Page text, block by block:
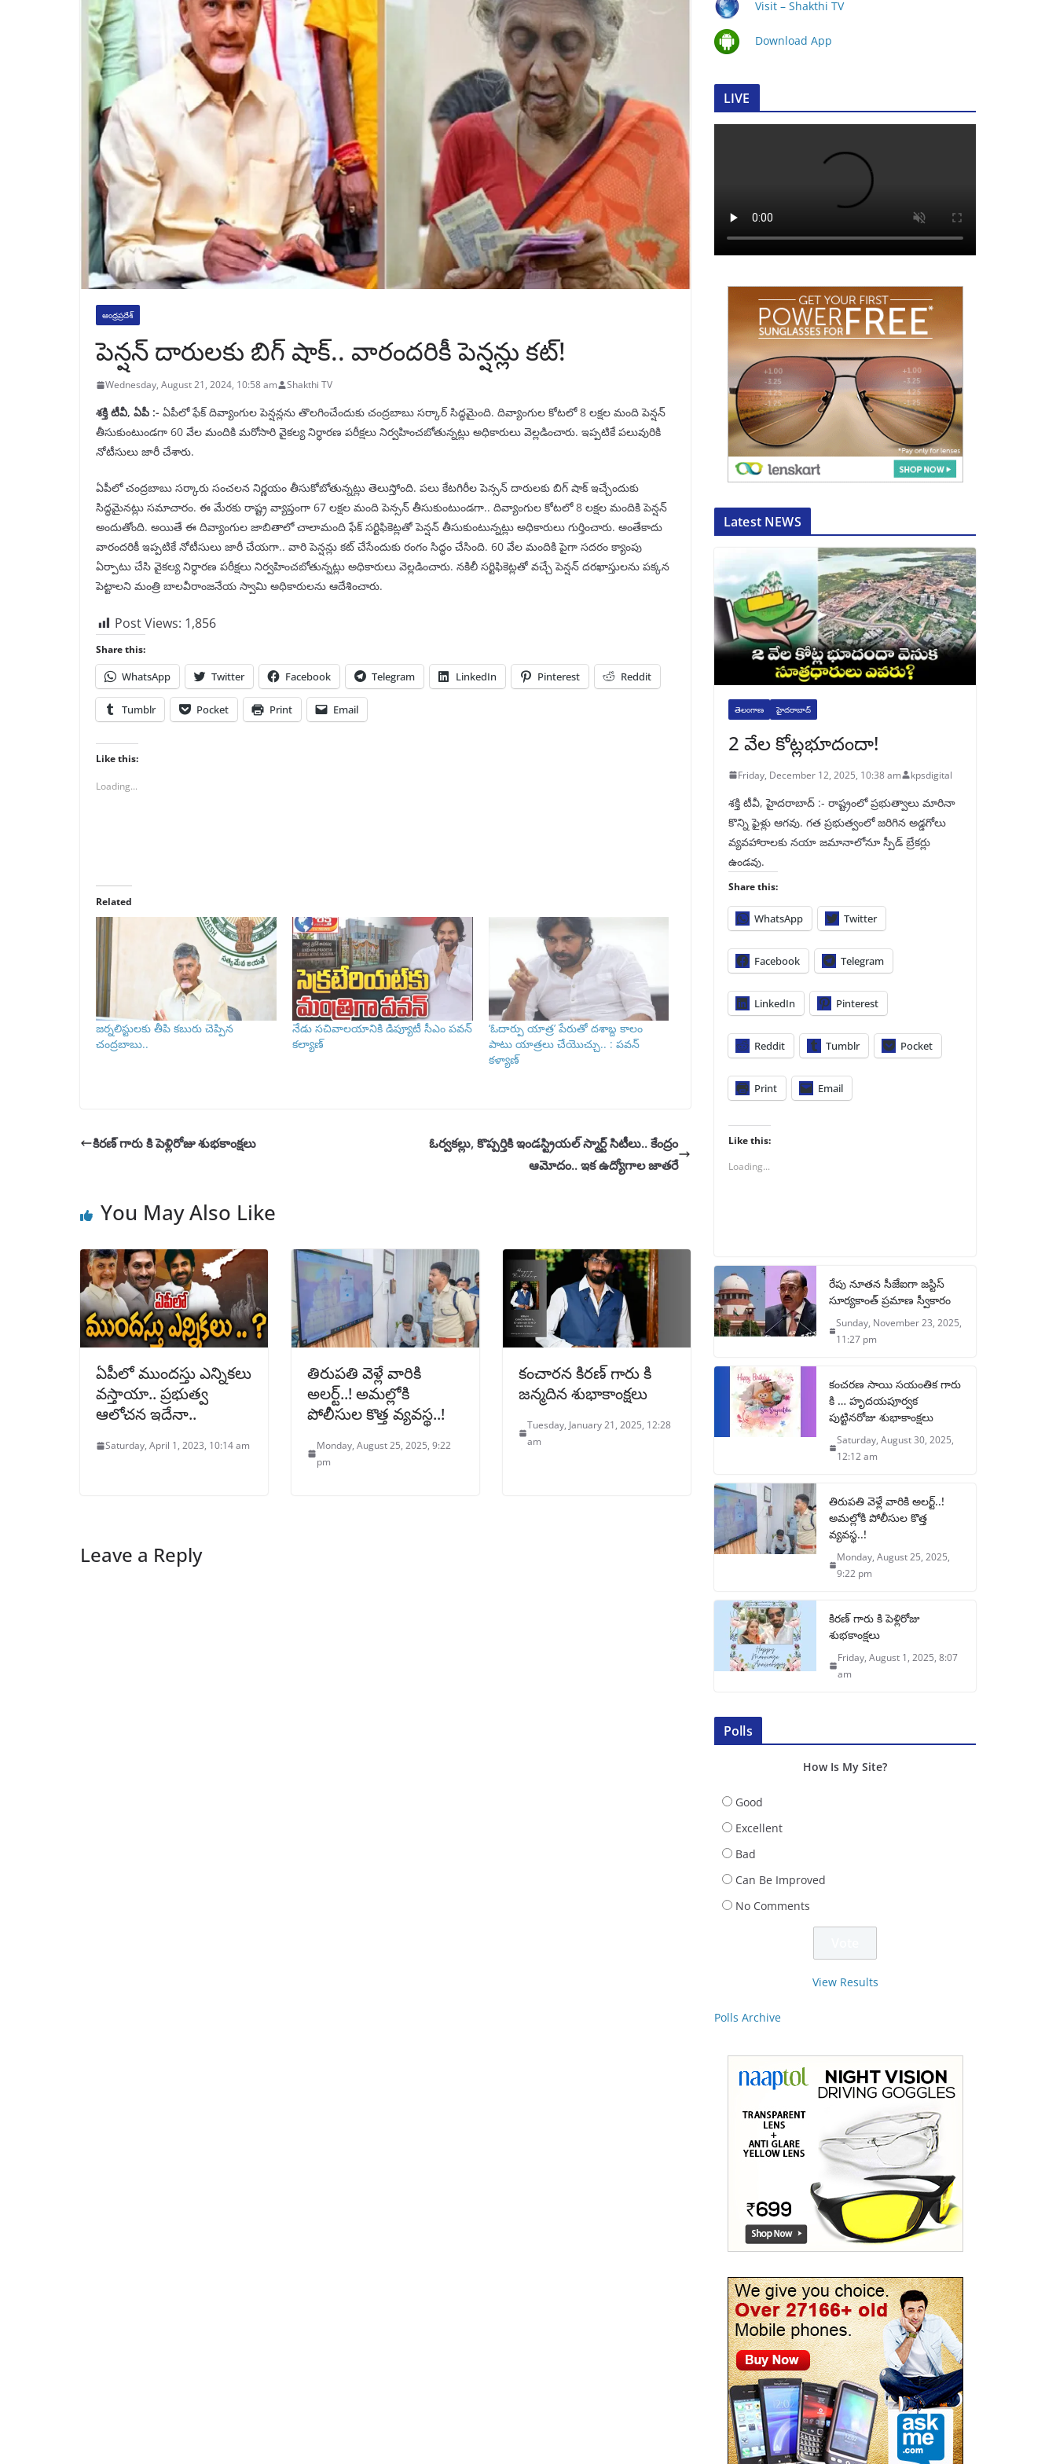
ఆంధ్రప్రదేశ్
పెన్షన్ దారులకు బిగ్ షాక్.. వారందరికీ పెన్షన్లు కట్!
Wednesday, August 21, 2024, 10:58 am Shakthi TV
శక్తి టీవీ, ఏపీ :- ఏపీలో ఫేక్ దివ్యాంగుల పెన్షన్లను తొలగించేందుకు చంద్రబాబు సర్కార్ సిద్ధమైంది. దివ్యాంగుల కోటలో 8 లక్షల మంది పెన్షన్
తీసుకుంటుండగా 60 వేల మందికి మరోసారి వైకల్య నిర్ధారణ పరీక్షలు నిర్వహించబోతున్నట్లు అధికారులు వెల్లడించారు. ఇప్పటికే పలువురికి
నోటీసులు జారీ చేశారు.
ఏపీలో చంద్రబాబు సర్కారు సంచలన నిర్ణయం తీసుకోబోతున్నట్లు తెలుస్తోంది. పలు కేటగిరీల పెన్సన్ దారులకు బిగ్ షాక్ ఇచ్చేందుకు
సిద్ధమైనట్లు సమాచారం. ఈ మేరకు రాష్ట్ర వ్యాప్తంగా 67 లక్షల మంది పెన్సన్ తీసుకుంటుండగా.. దివ్యాంగుల కోటలో 8 లక్షల మందికి పెన్షన్
అందుతోంది. అయితే ఈ దివ్యాంగుల జాబితాలో చాలామంది ఫేక్ సర్టిఫికెట్లతో పెన్షన్ తీసుకుంటున్నట్లు అధికారులు గుర్తించారు. అంతేకాదు
వారందరికీ ఇప్పటికే నోటీసులు జారీ చేయగా.. వారి పెన్షన్లు కట్ చేసేందుకు రంగం సిద్ధం చేసింది. 60 వేల మందికి పైగా సదరం క్యాంపు
ఏర్పాటు చేసి వైకల్య నిర్ధారణ పరీక్షలు నిర్వహించబోతున్నట్లు అధికారులు వెల్లడించారు. నకిలీ సర్టిఫికెట్లతో వచ్చే పెన్షన్‌ దరఖాస్తులను పక్కన
పెట్టాలని మంత్రి బాలవీరాంజనేయ స్వామి అధికారులను ఆదేశించారు.
Post Views: 1,856
Share this:
WhatsApp Twitter Facebook Telegram LinkedIn Pinterest Reddit
Tumblr Pocket Print Email
Like this:
Loading...
Related
జర్నలిస్టులకు తీపి కబురు చెప్పిన
చంద్రబాబు..
నేడు సచివాలయానికి డిప్యూటీ సీఎం పవన్‌
కల్యాణ్‌
‘ఓదార్పు యాత్ర’ పేరుతో దశాబ్ద కాలం
పాటు యాత్రలు చేయొచ్చు.. : పవన్
కళ్యాణ్
కిరణ్ గారు కి పెళ్లిరోజు శుభకాంక్షలు
ఓర్వకల్లు, కొప్పర్తికి ఇండస్ట్రియల్ స్మార్ట్ సిటీలు.. కేంద్రం
ఆమోదం.. ఇక ఉద్యోగాల జాతరే
You May Also Like
ఏపీలో ముందస్తు ఎన్నికలు
వస్తాయా.. ప్రభుత్వ
ఆలోచన ఇదేనా..
Saturday, April 1, 2023, 10:14 am
తిరుపతి వెళ్లే వారికి
అలర్ట్..! అమల్లోకి
పోలీసుల కొత్త వ్యవస్థ..!
Monday, August 25, 2025, 9:22
pm
కంచారన కిరణ్ గారు కి
జన్మదిన శుభాకాంక్షలు
Tuesday, January 21, 2025, 12:28
am
Leave a Reply
Visit – Shakthi TV
Download App
LIVE
Latest NEWS
తెలంగాణ హైదరాబాద్
2 వేల కోట్లభూదందా!
Friday, December 12, 2025, 10:38 am kpsdigital
శక్తి టీవీ, హైదరాబాద్‌ :- రాష్ట్రంలో ప్రభుత్వాలు మారినా
కొన్ని ఫైళ్లు ఆగవు. గత ప్రభుత్వంలో జరిగిన అడ్డగోలు
వ్యవహారాలకు నయా జమానాలోనూ స్పీడ్‌ బ్రేకర్లు
ఉండవు.
Share this:
WhatsApp Twitter
Facebook Telegram
LinkedIn Pinterest
Reddit Tumblr Pocket
Print Email
Like this:
Loading...
రేపు నూతన సీజేఐగా జస్టిస్
సూర్యకాంత్ ప్రమాణ స్వీకారం
Sunday, November 23, 2025,
11:27 pm
కంచరణ సాయి సయంతిక గారు
కి … హృదయపూర్వక
పుట్టినరోజు శుభాకాంక్షలు
Saturday, August 30, 2025,
12:12 am
తిరుపతి వెళ్లే వారికి అలర్ట్..!
అమల్లోకి పోలీసుల కొత్త
వ్యవస్థ..!
Monday, August 25, 2025,
9:22 pm
కిరణ్ గారు కి పెళ్లిరోజు
శుభకాంక్షలు
Friday, August 1, 2025, 8:07
am
Polls
How Is My Site?
Good
Excellent
Bad
Can Be Improved
No Comments
View Results
Polls Archive